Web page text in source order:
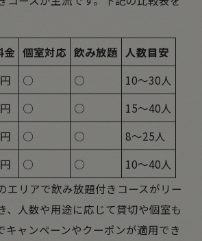
金 個室対応 飲み放題 人数目安
○ ○
10～30人
○ ○
15～40人
○ ○
8～25人
○ ○
10～40人
エリアで飲み放題付きコースがリー
、人数や用途に応じて貸切や個室も
キャンペーンやクーポンが適用でき